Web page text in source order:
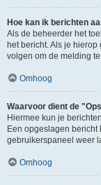
Hoe kan ik berichten
Als de beheerder het
het bericht. Als je
volgen om de melding
Omhoog
Waarvoor dient de
Hiermee kun je
Een opgeslagen
gebruikerspaneel weer
Omhoog